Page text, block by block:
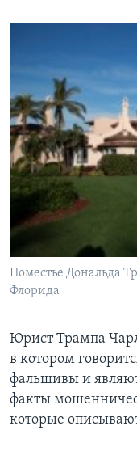
Поместье Дональда
Флорида
Юрист Трампа
в котором
фальшивы и
факты
которые